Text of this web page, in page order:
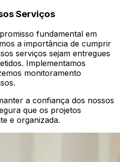
Serviços
fundamental em
a importância de cumprir
serviços sejam entregues
Implementamos
monitoramento
a confiança dos nossos
que os projetos
e organizada.